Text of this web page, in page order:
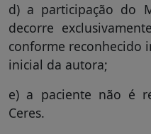
d) a participação do
decorre
conforme reconhecido
inicial da autora;
e) a paciente não é
Ceres.